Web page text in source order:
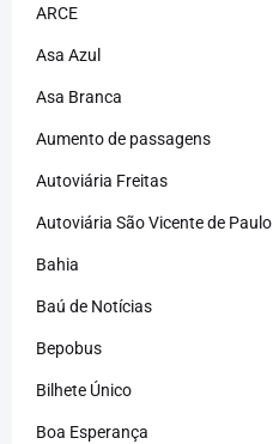
ARCE
Asa Azul
Asa Branca
Aumento de passagens
Autoviária Freitas
Autoviária São Vicente de Paulo
Bahia
Baú de Notícias
Bepobus
Bilhete Único
Boa Esperança